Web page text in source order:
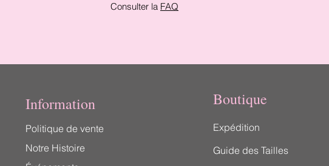
Consulter la FAQ
Information
Politique de vente
Notre Histoire
Boutique
Expédition
Guide des Tailles